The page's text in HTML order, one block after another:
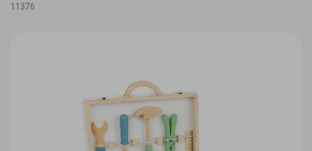
11376